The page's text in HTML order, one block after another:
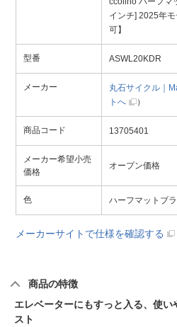
インチ] 2025年
可】
型番 ASWL20KDR
メーカー 丸石サイクル｜
トへ
）
商品コード 13705401
メーカー希望小売
価格
オープン価格
色 ハーフマットブ
メーカーサイトで仕様を確認する
商品の特徴
エレベーターにもすっと入る、使
スト